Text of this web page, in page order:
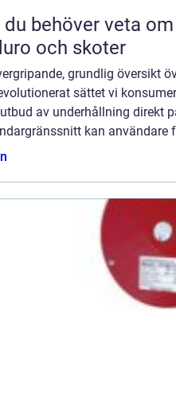
behöver veta
och skoter
grundlig översikt
sättet vi
av underhållning direkt
kan användare